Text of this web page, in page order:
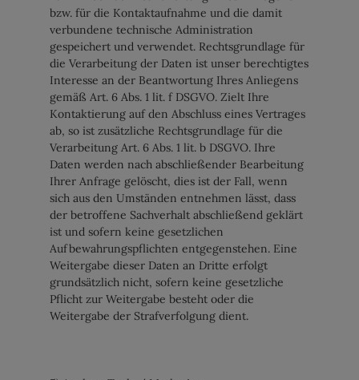
bzw. für die Kontaktaufnahme und die damit
verbundene technische Administration
gespeichert und verwendet. Rechtsgrundlage für
die Verarbeitung der Daten ist unser berechtigtes
Interesse an der Beantwortung Ihres Anliegens
gemäß Art. 6 Abs. 1 lit. f DSGVO. Zielt Ihre
Kontaktierung auf den Abschluss eines Vertrages
ab, so ist zusätzliche Rechtsgrundlage für die
Verarbeitung Art. 6 Abs. 1 lit. b DSGVO. Ihre
Daten werden nach abschließender Bearbeitung
Ihrer Anfrage gelöscht, dies ist der Fall, wenn
sich aus den Umständen entnehmen lässt, dass
der betroffene Sachverhalt abschließend geklärt
ist und sofern keine gesetzlichen
Aufbewahrungspflichten entgegenstehen. Eine
Weitergabe dieser Daten an Dritte erfolgt
grundsätzlich nicht, sofern keine gesetzliche
Pflicht zur Weitergabe besteht oder die
Weitergabe der Strafverfolgung dient.